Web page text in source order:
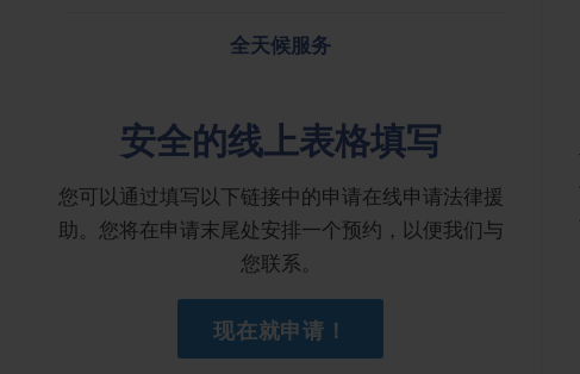
全天候服务
安全的线上表格填写
您可以通过填写以下链接中的申请在线申请法律援
助。您将在申请末尾处安排一个预约，以便我们与
您联系。
现在就申请！